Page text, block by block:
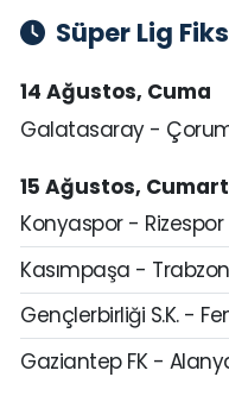
Süper Lig
14 Ağustos, Cuma
Galatasaray -
15 Ağustos,
Konyaspor - Rizespor
Kasımpaşa -
Gençlerbirliği S.K. -
Gaziantep FK -